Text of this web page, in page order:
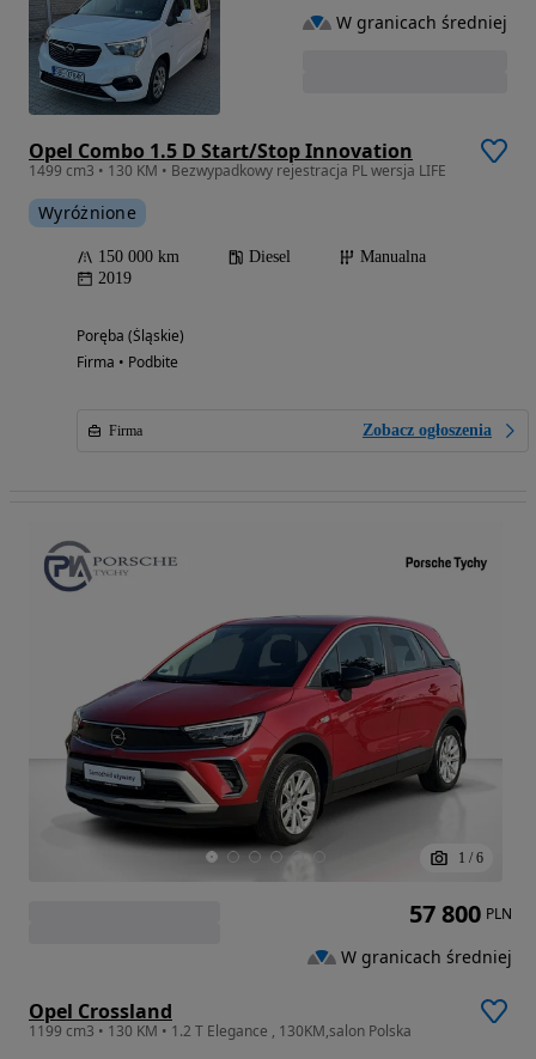
Opel Combo 1.5 D Start/Stop Innovation
1499 cm3 • 130 KM • Bezwypadkowy rejestracja PL wersja LIFE
Wyróżnione
150 000 km Diesel
Manualna
2019
Poręba (Śląskie)
Firma • Podbite
Firma Zobacz ogłoszenia
W granicach średniej
1 / 6
Opel Crossland
1199 cm3 • 130 KM • 1.2 T Elegance , 130KM,salon Polska
57 800 PLN
W granicach średniej